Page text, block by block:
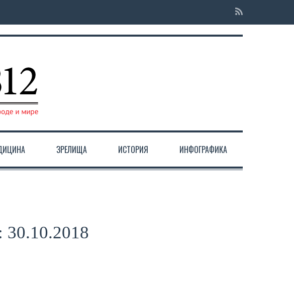
ЗРЕЛИЩА ИСТОРИЯ ИНФОГРАФИКА